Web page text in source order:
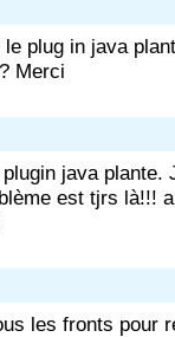
plug in java
Merci
java plante.
est tjrs là!!!
les fronts pour